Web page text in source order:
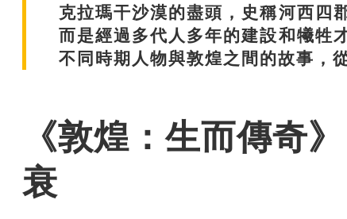
克拉瑪干沙漠的盡頭，史稱河西四
而是經過多代人多年的建設和犧牲
不同時期人物與敦煌之間的故事，
《敦煌：生而傳奇
衰